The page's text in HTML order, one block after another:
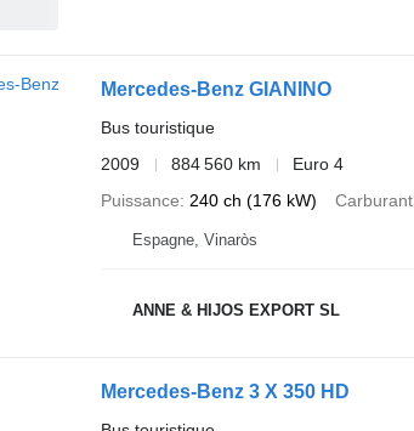
Mercedes-Benz GIANINO
Bus touristique
2009
884 560 km
Euro 4
Puissance
240 ch (176 kW) Carburant
Espagne, Vinaròs
ANNE & HIJOS EXPORT SL
Mercedes-Benz 3 X 350 HD